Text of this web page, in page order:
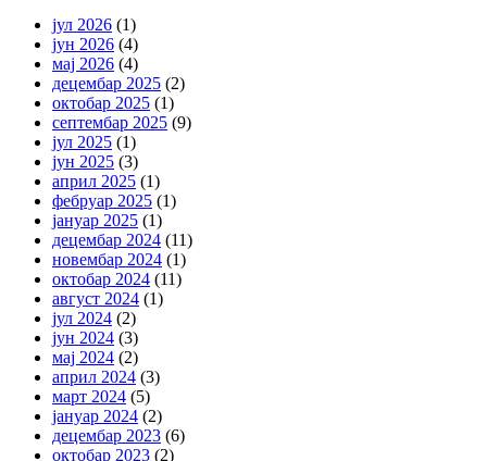
јул 2026 (1)
јун 2026 (4)
мај 2026 (4)
децембар 2025 (2)
октобар 2025 (1)
септембар 2025 (9)
јул 2025 (1)
јун 2025 (3)
април 2025 (1)
фебруар 2025 (1)
јануар 2025 (1)
децембар 2024 (11)
новембар 2024 (1)
октобар 2024 (11)
август 2024 (1)
јул 2024 (2)
јун 2024 (3)
мај 2024 (2)
април 2024 (3)
март 2024 (5)
јануар 2024 (2)
децембар 2023 (6)
октобар 2023 (2)